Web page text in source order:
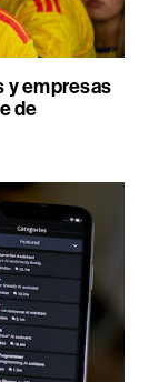
y empresas
de